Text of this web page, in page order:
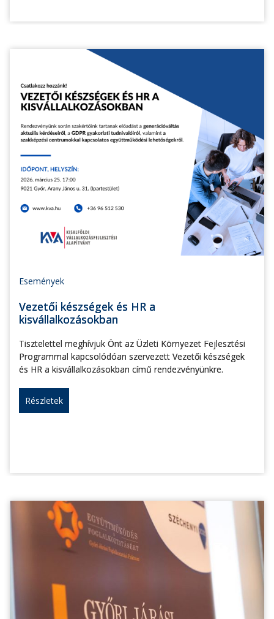
Események
Vezetői készségek és HR a
kisvállalkozásokban
Tisztelettel meghívjuk Önt az Üzleti Környezet Fejlesztési
Programmal kapcsolódóan szervezett Vezetői készségek
és HR a kisvállalkozásokban című rendezvényünkre.
Részletek